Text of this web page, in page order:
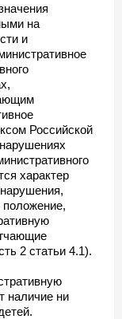
на
и
Российской
характер
положение,
2 статьи 4.1).
наличие ни